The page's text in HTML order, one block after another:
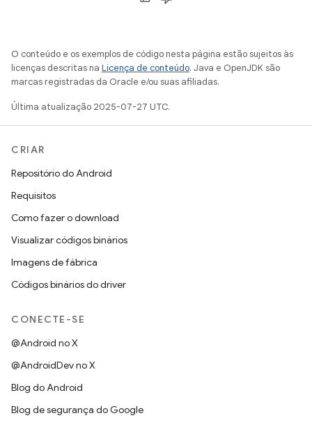
O conteúdo e os exemplos de código nesta página estão sujeitos às
licenças descritas na Licença de conteúdo. Java e OpenJDK são
marcas registradas da Oracle e/ou suas afiliadas.
Última atualização 2025-07-27 UTC.
CRIAR
Repositório do Android
Requisitos
Como fazer o download
Visualizar códigos binários
Imagens de fábrica
Códigos binários do driver
CONECTE-SE
@Android no X
@AndroidDev no X
Blog do Android
Blog de segurança do Google